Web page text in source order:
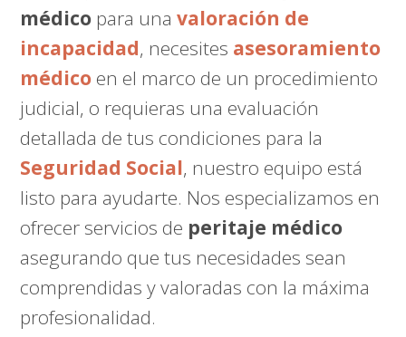
médico para unavaloración de
incapacidad, necesites asesoramiento
médico en el marco de un procedimiento
judicial, o requieras una evaluación
detallada de tus condiciones para la
Seguridad Social, nuestro equipo está
listo para ayudarte. Nos especializamos en
ofrecer servicios de peritaje médico
asegurando que tus necesidades sean
comprendidas y valoradas con la máxima
profesionalidad.